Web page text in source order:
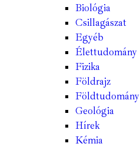
Biológia
Csillagászat
Egyéb
Élettudomány
Fizika
Földrajz
Földtudomány
Geológia
Hírek
Kémia